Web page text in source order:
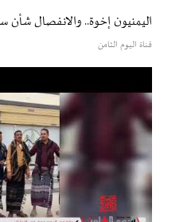
اليمنيون إخوة.. والانفصال شأن
قناة اليوم الثامن